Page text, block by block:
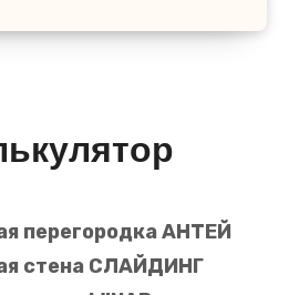
перегородка АНТЕЙ
стена СЛАЙДИНГ